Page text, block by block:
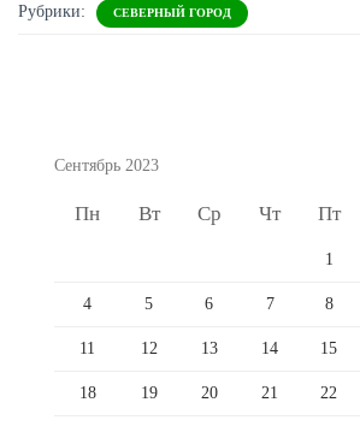
Рубрики: СЕВЕРНЫЙ ГОРОД
Сентябрь 2023
Пн Вт Ср Чт Пт
1
4 5 6 7 8
11 12 13 14 15
18 19 20 21 22